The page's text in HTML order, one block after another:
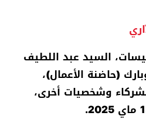
السيد عبد اللطيف
(حاضنة الأعمال)،
وشخصيات أخرى،